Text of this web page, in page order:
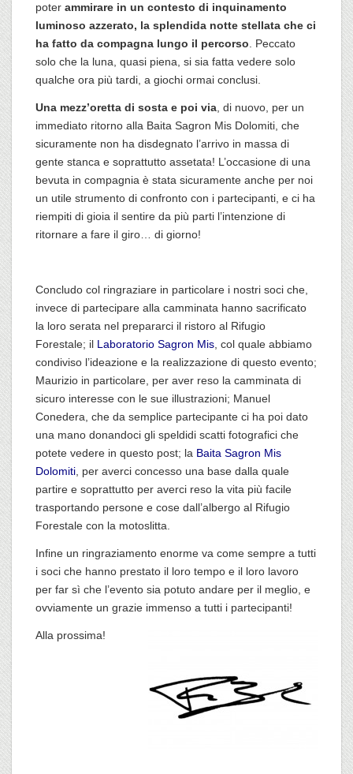
poter ammirare in un contesto di inquinamento
luminoso azzerato, la splendida notte stellata che ci
ha fatto da compagna lungo il percorso . Peccato
solo che la luna, quasi piena, si sia fatta vedere solo
qualche ora più tardi, a giochi ormai conclusi.
Una mezz’oretta di sosta e poi via , di nuovo, per un
immediato ritorno alla Baita Sagron Mis Dolomiti, che
sicuramente non ha disdegnato l’arrivo in massa di
gente stanca e soprattutto assetata! L’occasione di una
bevuta in compagnia è stata sicuramente anche per noi
un utile strumento di confronto con i partecipanti, e ci ha
riempiti di gioia il sentire da più parti l’intenzione di
ritornare a fare il giro… di giorno!
Concludo col ringraziare in particolare i nostri soci che,
invece di partecipare alla camminata hanno sacrificato
la loro serata nel prepararci il ristoro al Rifugio
Forestale; il Laboratorio Sagron Mis , col quale abbiamo
condiviso l’ideazione e la realizzazione di questo evento;
Maurizio in particolare, per aver reso la camminata di
sicuro interesse con le sue illustrazioni; Manuel
Conedera, che da semplice partecipante ci ha poi dato
una mano donandoci gli speldidi scatti fotografici che
potete vedere in questo post; la Baita Sagron Mis
Dolomiti , per averci concesso una base dalla quale
partire e soprattutto per averci reso la vita più facile
trasportando persone e cose dall’albergo al Rifugio
Forestale con la motoslitta.
Infine un ringraziamento enorme va come sempre a tutti
i soci che hanno prestato il loro tempo e il loro lavoro
per far sì che l’evento sia potuto andare per il meglio, e
ovviamente un grazie immenso a tutti i partecipanti!
Alla prossima!